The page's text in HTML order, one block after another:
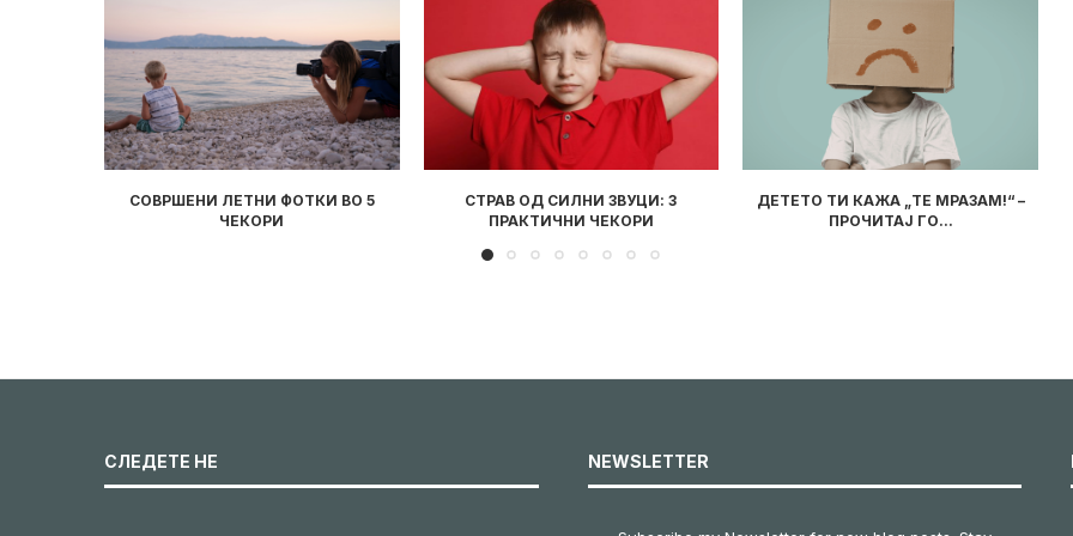
СТРАВ ОД СИЛНИ ЗВУЦИ: 3
ПРАКТИЧНИ ЧЕКОРИ
ДЕТЕТО ТИ КАЖА „ТЕ МРАЗАМ!“ –
ПРОЧИТАЈ ГО...
ПРОЧИТАВМЕ ЗА ВАС: „КНИГА ШТО
ПОСАКУВАТЕ ДА ЈА...
СЛЕДЕТЕ НЕ NEWSLETTER